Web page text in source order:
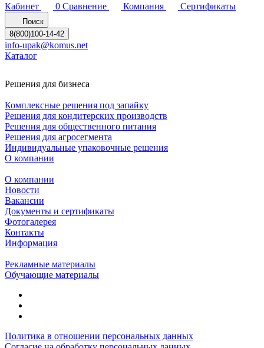
Кабинет
0 Сравнение Компания Сертификаты
Поиск
8(800)100-14-42
info-upak@komus.net
Каталог
Решения для бизнеса
Комплексные решения под запайку
Решения для кондитерских производств
Решения для общественного питания
Решения для агросегмента
Индивидуальные упаковочные решения
О компании
О компании
Новости
Вакансии
Документы и сертификаты
Фотогалерея
Контакты
Информация
Рекламные материалы
Обучающие материалы
Политика в отношении персональных данных